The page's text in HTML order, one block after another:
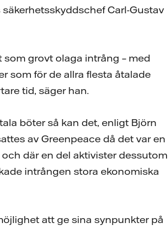
Carl-Gustav
grovt olaga intrång – med
som för de allra flesta åtalade
tid, säger han.
böter så kan det, enligt Björn
av Greenpeace då det var en
där en del aktivister dessutom
intrången stora ekonomiska
att ge sina synpunkter på